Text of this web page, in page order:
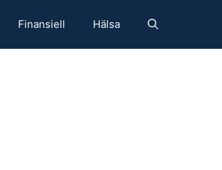
Finansiell Hälsa